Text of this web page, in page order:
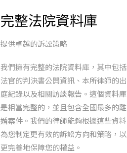
完整法院資料庫
提供卓越的訴訟策略
我們擁有完整的法院資料庫，其中包括
法官的判決書公開資訊、本所律師的出
庭紀錄以及相關訪談報告。這個資料庫
是相當完整的，並且包含全國最多的離
婚案件。我們的律師能夠根據這些資料
為您制定更有效的訴訟方向和策略，以
更完善地保障您的權益。